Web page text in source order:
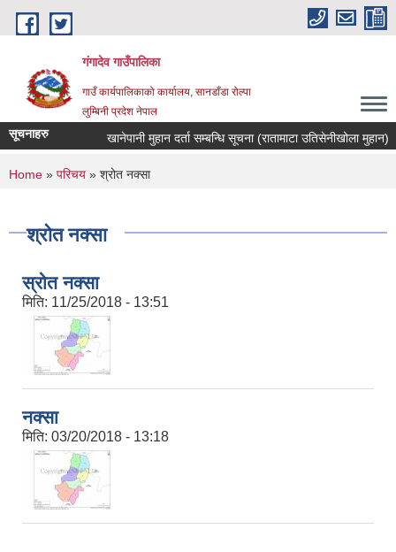
Skip to main content
गंगादेव गाउँपालिका
गाउँ कार्यपालिकाको कार्यालय, सानडाँडा रोल्पा
लुम्बिनी प्रदेश नेपाल
सूचनाहरु खानेपानी मुहान दर्ता सम्बन्धि सूचना (रातामाटा उतिसेनीखोला मुहान)
You are here
Home » परिचय » श्रोत नक्सा
श्रोत नक्सा
स्रोत नक्सा
मिति: 11/25/2018 - 13:51
नक्सा
मिति: 03/20/2018 - 13:18